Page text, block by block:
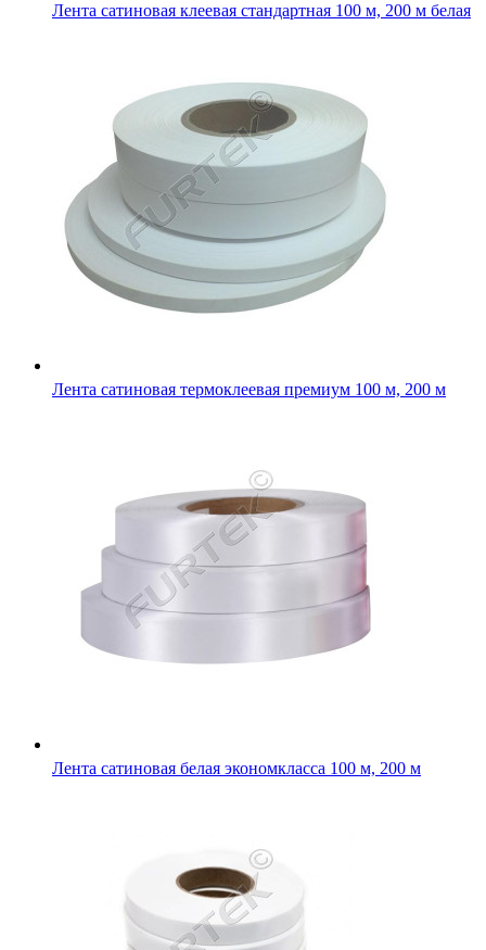
Лента сатиновая клеевая стандартная 100 м, 200 м белая
Лента сатиновая термоклеевая премиум 100 м, 200 м
Лента сатиновая белая экономкласса 100 м, 200 м